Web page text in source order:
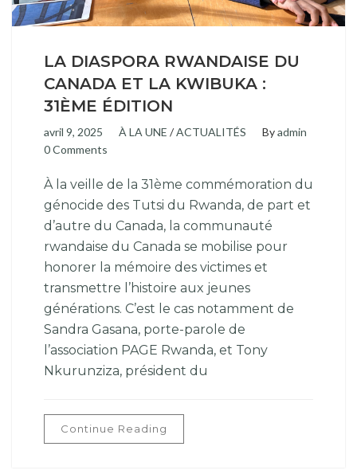
LA DIASPORA RWANDAISE DU
CANADA ET LA KWIBUKA :
31ÈME ÉDITION
avril 9, 2025 À LA UNE /ACTUALITÉS Byadmin
0 Comments
À la veille de la 31ème commémoration du
génocide des Tutsi du Rwanda, de part et
d’autre du Canada, la communauté
rwandaise du Canada se mobilise pour
honorer la mémoire des victimes et
transmettre l’histoire aux jeunes
générations. C’est le cas notamment de
Sandra Gasana, porte-parole de
l’association PAGE Rwanda, et Tony
Nkurunziza, président du
Continue Reading